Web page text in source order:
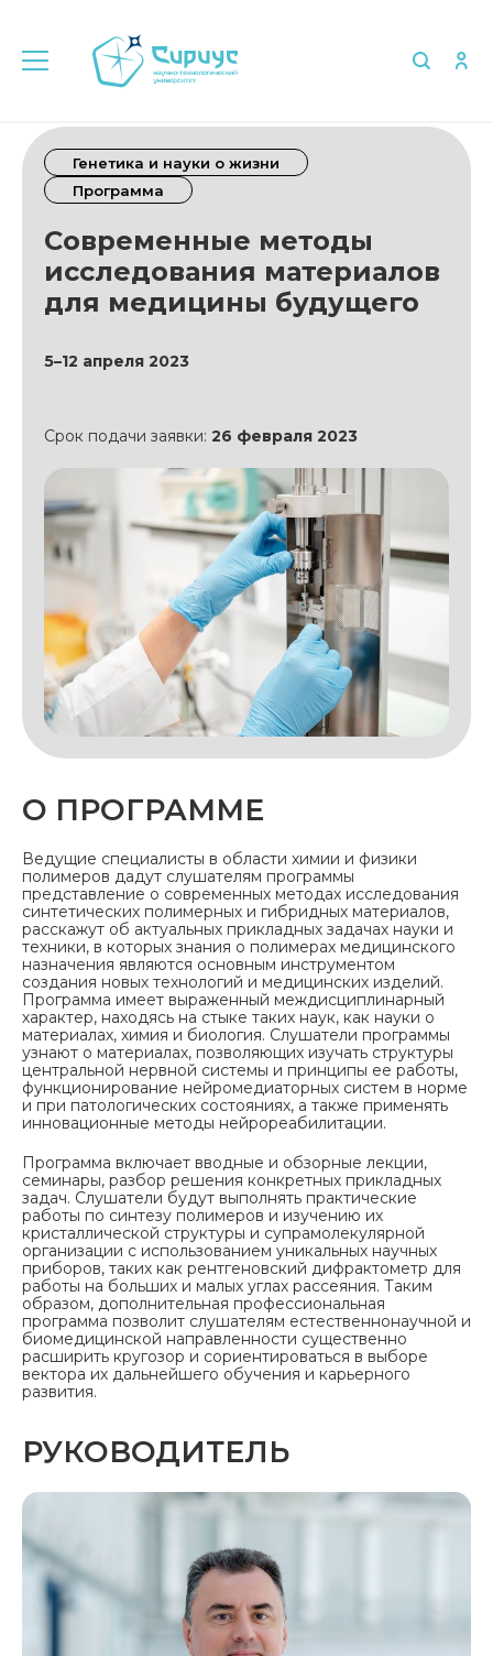
Генетика и науки о жизни
Программа
Современные методы
исследования материалов
для медицины будущего
5–12 апреля 2023
Срок подачи заявки: 26 февраля 2023
О ПРОГРАММЕ
Ведущие специалисты в области химии и физики
полимеров дадут слушателям программы
представление о современных методах исследования
синтетических полимерных и гибридных материалов,
расскажут об актуальных прикладных задачах науки и
техники, в которых знания о полимерах медицинского
назначения являются основным инструментом
создания новых технологий и медицинских изделий.
Программа имеет выраженный междисциплинарный
характер, находясь на стыке таких наук, как науки о
материалах, химия и биология. Слушатели программы
узнают о материалах, позволяющих изучать структуры
центральной нервной системы и принципы ее работы,
функционирование нейромедиаторных систем в норме
и при патологических состояниях, а также применять
инновационные методы нейрореабилитации.
Программа включает вводные и обзорные лекции,
семинары, разбор решения конкретных прикладных
задач. Слушатели будут выполнять практические
работы по синтезу полимеров и изучению их
кристаллической структуры и супрамолекулярной
организации с использованием уникальных научных
приборов, таких как рентгеновский дифрактометр для
работы на больших и малых углах рассеяния. Таким
образом, дополнительная профессиональная
программа позволит слушателям естественнонаучной и
биомедицинской направленности существенно
расширить кругозор и сориентироваться в выборе
вектора их дальнейшего обучения и карьерного
развития.
РУКОВОДИТЕЛЬ